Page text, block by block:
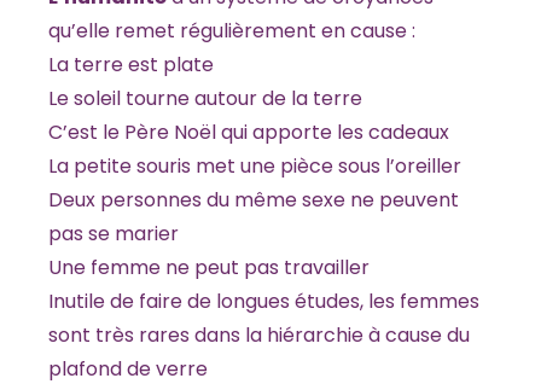
qu’elle remet régulièrement en cause :
La terre est plate
Le soleil tourne autour de la terre
C’est le Père Noël qui apporte les cadeaux
La petite souris met une pièce sous l’oreiller
Deux personnes du même sexe ne peuvent
pas se marier
Une femme ne peut pas travailler
Inutile de faire de longues études, les femmes
sont très rares dans la hiérarchie à cause du
plafond de verre